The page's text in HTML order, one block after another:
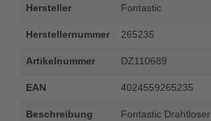
Hersteller Fontastic
Herstellernummer 265235
Artikelnummer DZ110689
EAN 4024559265235
Beschreibung
Fontastic Drahtloser